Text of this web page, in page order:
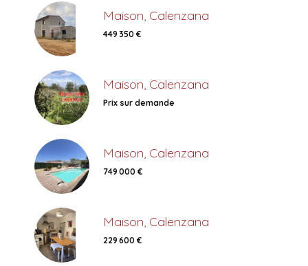
Maison, Calenzana
449 350 €
Maison, Calenzana
Prix sur demande
Maison, Calenzana
749 000 €
Maison, Calenzana
229 600 €